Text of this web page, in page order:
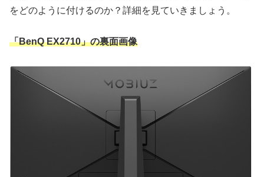
をどのように付けるのか？詳細を見ていきましょう。
「BenQ EX2710」の裏面画像